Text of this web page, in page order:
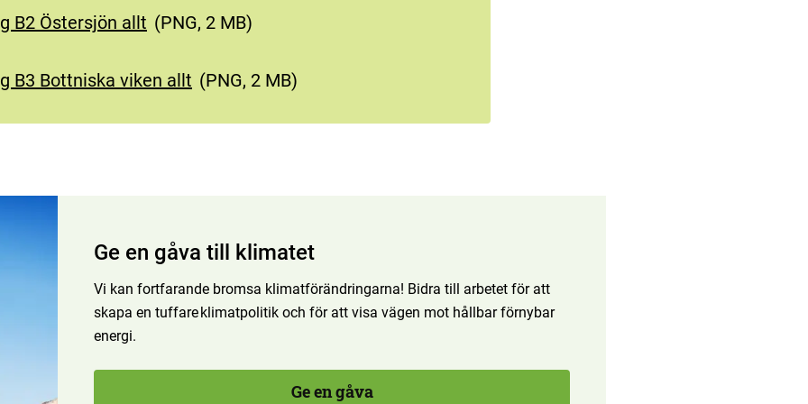
B2 Östersjön allt (PNG, 2 MB)
B3 Bottniska viken allt (PNG, 2 MB)
Ge en gåva till klimatet
Vi kan fortfarande bromsa klimatförändringarna! Bidra till arbetet för att
skapa en tuffare klimatpolitik och för att visa vägen mot hållbar förnybar
energi.
Ge en gåva